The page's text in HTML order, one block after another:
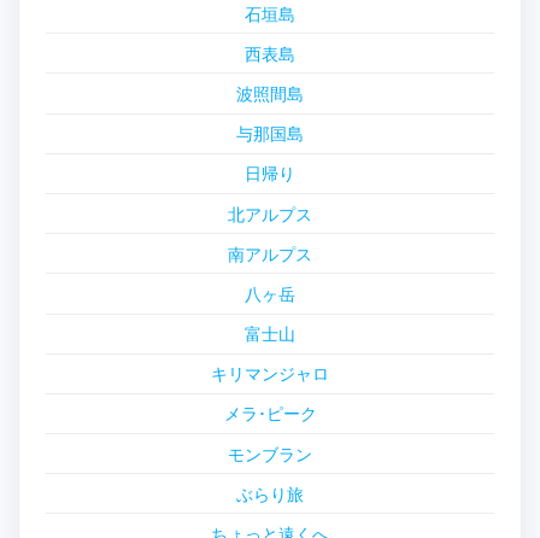
石垣島
西表島
波照間島
与那国島
日帰り
北アルプス
南アルプス
八ヶ岳
富士山
キリマンジャロ
メラ･ピーク
モンブラン
ぶらり旅